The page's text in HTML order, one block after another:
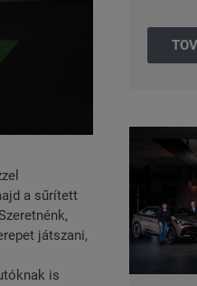
a sűrített
játszani,
is